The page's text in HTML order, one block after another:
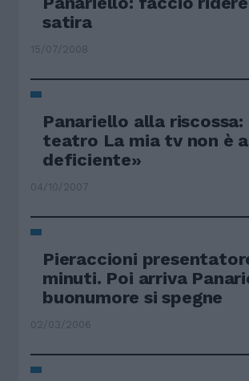
satira
15/07/2008
Panariello alla
teatro La mia tv non è
deficiente»
04/10/2007
Pieraccioni
minuti. Poi arriva
buonumore si spegne
02/03/2006